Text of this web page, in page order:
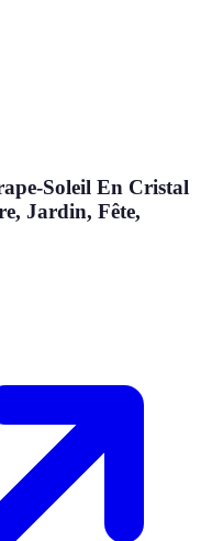
Soleil En Cristal
Jardin, Fête,